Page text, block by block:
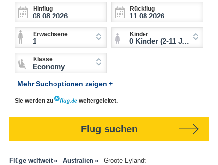
Hinflug Rückflug
Erwachsene
1
Kinder
0 Kinder (2-11 Jahre)
Klasse
Economy
Mehr Suchoptionen zeigen +
Sie werden zu weitergeleitet.
Flug suchen
Flüge weltweit Australien Groote Eylandt